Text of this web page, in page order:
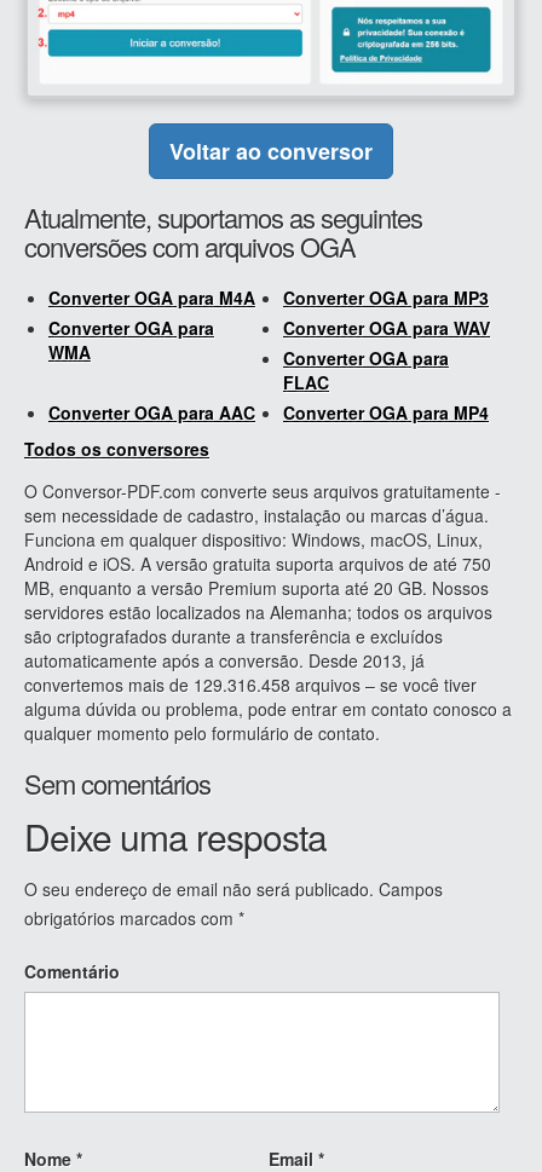
Voltar ao conversor
Atualmente, suportamos as seguintes
conversões com arquivos OGA
Converter OGA para M4A
Converter OGA para MP3
Converter OGA para
WMA
Converter OGA para WAV
Converter OGA para
FLAC
Converter OGA para AAC
Converter OGA para MP4
Todos os conversores
O Conversor-PDF.com converte seus arquivos gratuitamente -
sem necessidade de cadastro, instalação ou marcas d’água.
Funciona em qualquer dispositivo: Windows, macOS, Linux,
Android e iOS. A versão gratuita suporta arquivos de até 750
MB, enquanto a versão Premium suporta até 20 GB. Nossos
servidores estão localizados na Alemanha; todos os arquivos
são criptografados durante a transferência e excluídos
automaticamente após a conversão. Desde 2013, já
convertemos mais de 129.316.458 arquivos – se você tiver
alguma dúvida ou problema, pode entrar em contato conosco a
qualquer momento pelo formulário de contato.
Sem comentários
Deixe uma resposta
O seu endereço de email não será publicado. Campos
obrigatórios marcados com *
Comentário
Nome * Email *